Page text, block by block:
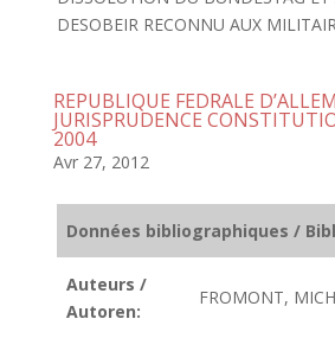
DESOBEIR RECONNU AUX
REPUBLIQUE FEDRALE
JURISPRUDENCE
2004
Avr 27, 2012
Données bibliographiques /
Auteurs /
Autoren:
FROMONT,